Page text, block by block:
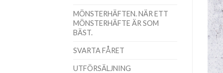
MÖNSTERHÄFTEN. NÄR ETT
MÖNSTERHÄFTE ÄR SOM
BÄST.
SVARTA FÅRET
UTFÖRSÄLJNING